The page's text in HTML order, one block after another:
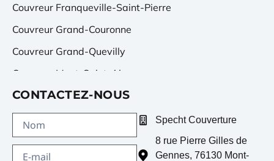
Couvreur Franqueville-Saint-Pierre
Couvreur Grand-Couronne
Couvreur Grand-Quevilly
Couvreur Mont-Saint-Aignan
Couvreur Petit-Quevilly
Couvreur Saint-Étienne-du-Rouvray
Couvreur Sotteville-lès-Rouen
CONTACTEZ-NOUS
Specht Couverture
8 rue Pierre Gilles de
Gennes, 76130 Mont-